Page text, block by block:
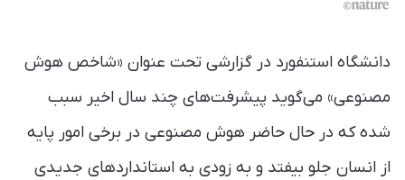
دانشگاه استنفورد در گزارشی تحت عنوان «شاخص هوش
مصنوعی» می‌گوید پیشرفت‌های چند سال اخیر سبب
شده که در حال حاضر هوش مصنوعی در برخی امور پایه
از انسان جلو بیفتد و به زودی به استانداردهای جدیدی